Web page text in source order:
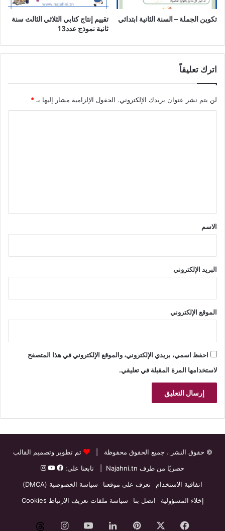
تكوين الجملة – السنة الثانية ابتدائي
تقييم إنتاج كتابي الثلاثي الثالث سنة
ثانية نموذج عدد13
اترك تعليقاً
لن يتم نشر عنوان بريدك الإلكتروني. الحقول الإلزامية مشار إليها بـ *
*
الاسم
البريد الإلكتروني
الموقع الإلكتروني
احفظ اسمي، بريدي الإلكتروني، والموقع الإلكتروني في هذا المتصفح
لاستخدامها المرة المقبلة في تعليقي.
© حقوق النشر ، جميع الحقوق محفوظة |
تم تطوير وتصميم القالب
حصريًا من طرف Najahni.tn | تابعنا على:
اتفاقية الاستخدام
تعرف على موقعنا
سياسة الخصوصية (DMCA)
إخلاء المسؤولية
اتصل بنا سياسة ملفات تعريف الارتباط Cookies
فيسبوك بينتيريستلينكدإن‫YouTubeانستقرام